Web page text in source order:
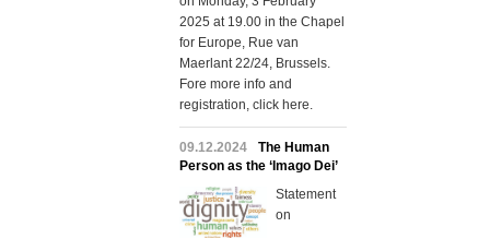
2025 at 19.00 in the Chapel
for Europe, Rue van
Maerlant 22/24, Brussels.
Fore more info and
registration, click here.
09.12.2024
The Human
Person as the ‘Imago Dei’
Statement
on